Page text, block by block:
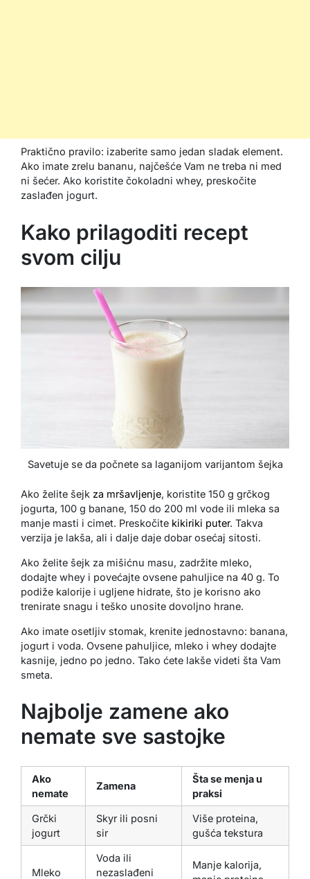
Praktično pravilo: izaberite samo jedan sladak element.
Ako imate zrelu bananu, najčešće Vam ne treba ni med
ni šećer. Ako koristite čokoladni whey, preskočite
zaslađen jogurt.
Kako prilagoditi recept
svom cilju
Savetuje se da počnete sa laganijom varijantom šejka
Ako želite šejk za mršavljenje, koristite 150 g grčkog
jogurta, 100 g banane, 150 do 200 ml vode ili mleka sa
manje masti i cimet. Preskočite kikiriki puter. Takva
verzija je lakša, ali i dalje daje dobar osećaj sitosti.
Ako želite šejk za mišićnu masu, zadržite mleko,
dodajte whey i povećajte ovsene pahuljice na 40 g. To
podiže kalorije i ugljene hidrate, što je korisno ako
trenirate snagu i teško unosite dovoljno hrane.
Ako imate osetljiv stomak, krenite jednostavno: banana,
jogurt i voda. Ovsene pahuljice, mleko i whey dodajte
kasnije, jedno po jedno. Tako ćete lakše videti šta Vam
smeta.
Najbolje zamene ako
nemate sve sastojke
Ako
nemate
Zamena
Šta se menja u
praksi
Grčki
jogurt
Skyr ili posni
sir
Više proteina,
gušća tekstura
Mleko
Voda ili
nezaslađeni
Manje kalorija,